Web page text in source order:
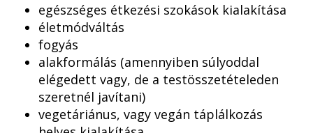
egészséges étkezési szokások kialakítása
életmódváltás
fogyás
alakformálás (amennyiben súlyoddal
elégedett vagy, de a testösszetételeden
szeretnél javítani)
vegetáriánus, vagy vegán táplálkozás